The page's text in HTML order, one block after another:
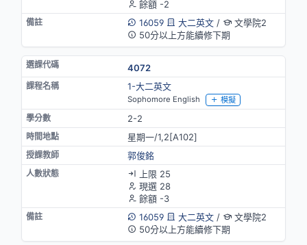
餘額 -2
16059
大二英文/
文學院2
50分以上方能續修下期
4072
1-大二英文
Sophomore English 模擬
2-2
星期一/1,2[A102]
郭俊銘
上限 25
現選 28
餘額 -3
16059
大二英文/
文學院2
50分以上方能續修下期